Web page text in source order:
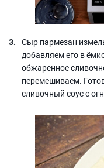
Сыр пармезан
добавляем его в
обжаренное
перемешиваем.
сливочный соус с